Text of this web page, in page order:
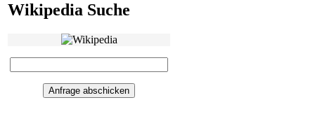
Wikipedia Suche